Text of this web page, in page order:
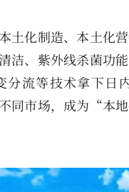
土化制造、本土化
洁、紫外线杀菌功
分流等技术拿下
同市场，成为“本